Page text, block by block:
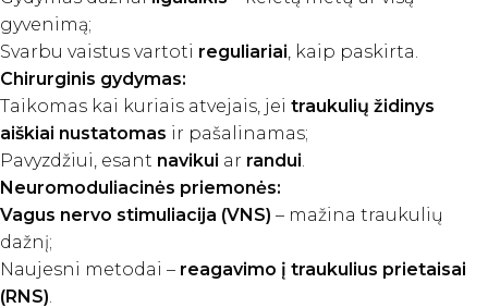
gyvenimą;
Svarbu vaistus vartoti reguliariai, kaip paskirta.
Chirurginis gydymas:
Taikomas kai kuriais atvejais, jei traukulių židinys
aiškiai nustatomas ir pašalinamas;
Pavyzdžiui, esant navikui ar randui.
Neuromoduliacinės priemonės:
Vagus nervo stimuliacija (VNS) – mažina traukulių
dažnį;
Naujesni metodai – reagavimo į traukulius prietaisai
(RNS).